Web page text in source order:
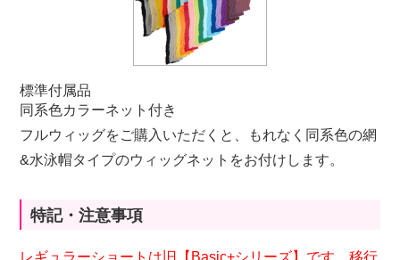
標準付属品
同系色カラーネット付き
フルウィッグをご購入いただくと、もれなく同系色の網
&水泳帽タイプのウィッグネットをお付けします。
特記・注意事項